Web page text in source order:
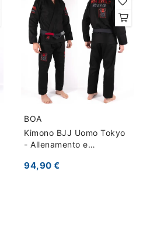
BOA
Kimono BJJ Uomo Tokyo
- Allenamento e
94,90 €